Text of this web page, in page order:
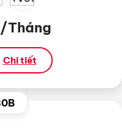
Tháng
Chi tiết